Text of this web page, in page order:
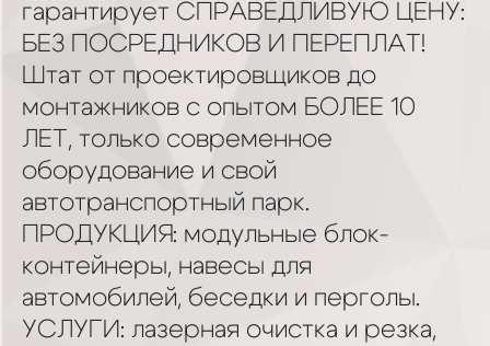
гарантирует СПРАВЕДЛИВУЮ ЦЕНУ:
БЕЗ ПОСРЕДНИКОВ И ПЕРЕПЛАТ!
Штат от проектировщиков до
монтажников с опытом БОЛЕЕ 10
ЛЕТ, только современное
оборудование и свой
автотранспортный парк.
ПРОДУКЦИЯ: модульные блок-
контейнеры, навесы для
автомобилей, беседки и перголы.
УСЛУГИ: лазерная очистка и резка,